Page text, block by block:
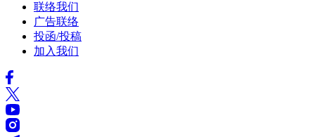
联络我们
广告联络
投函/投稿
加入我们